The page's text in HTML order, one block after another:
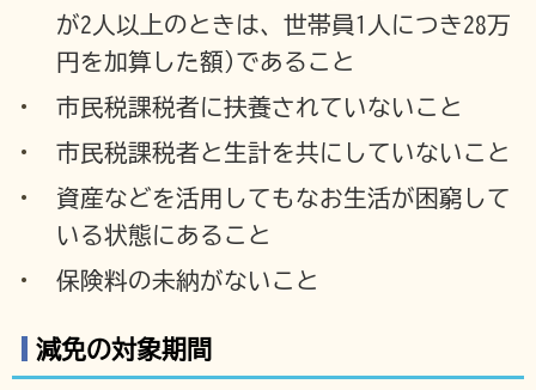
が2人以上のときは、世帯員1人につき28万
円を加算した額)であること
市民税課税者に扶養されていないこと
市民税課税者と生計を共にしていないこと
資産などを活用してもなお生活が困窮して
いる状態にあること
保険料の未納がないこと
減免の対象期間